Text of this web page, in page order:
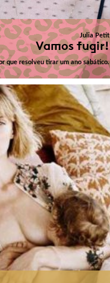
Julia Petit
Vamos fugir!
que resolveu tirar um ano sabático.